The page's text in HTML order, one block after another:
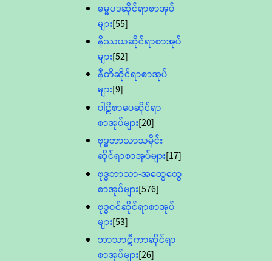
ဓမ္မပဒဆိုင်ရာစာအုပ်
များ[55]
နိဿယဆိုင်ရာစာအုပ်
များ[52]
နီတိဆိုင်ရာစာအုပ်
များ[9]
ပါဠိစာပေဆိုင်ရာ
စာအုပ်များ[20]
ဗုဒ္ဓဘာသာသမိုင်း
ဆိုင်ရာစာအုပ်များ[17]
ဗုဒ္ဓဘာသာ-အထွေထွေ
စာအုပ်များ[576]
ဗုဒ္ဓဝင်ဆိုင်ရာစာအုပ်
များ[53]
ဘာသာဋီကာဆိုင်ရာ
စာအုပ်များ[26]